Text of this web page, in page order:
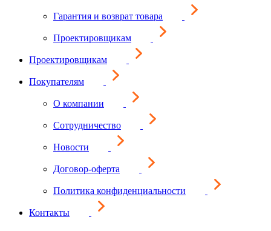
Гарантия и возврат товара
Проектировщикам
Проектировщикам
Покупателям
О компании
Сотрудничество
Новости
Договор-оферта
Политика конфиденциальности
Контакты